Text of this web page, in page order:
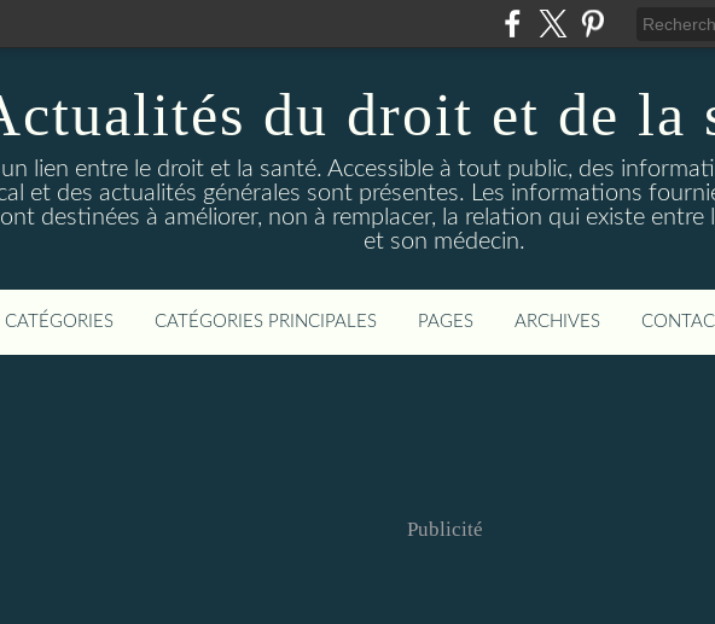
du droit et de la
lien entre le droit et la santé. Accessible à tout public, des
et des actualités générales sont présentes. Les informations
destinées à améliorer, non à remplacer, la relation qui existe
et son médecin.
CATÉGORIES CATÉGORIES PRINCIPALES PAGES ARCHIVES
Publicité